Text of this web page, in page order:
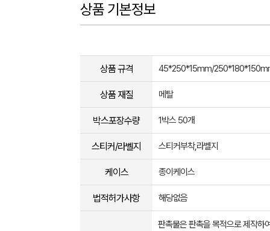
상품 기본정보
상품 규격 45*250*15mm/
상품 재질 메탈
박스포장수량 1박스 50개
스티커/라벨지 스티커부착,라벨지
케이스 종이케이스
법적허가사항 해당없음
판촉물은 판촉을 목적으로 제작하